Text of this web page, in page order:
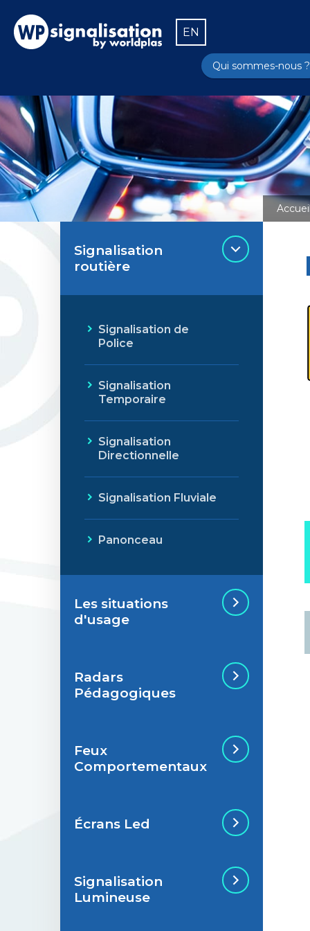
EN
Qui sommes-nous ?
Signalisation
routière
Signalisation de
Police
Signalisation
Temporaire
Signalisation
Directionnelle
Signalisation Fluviale
Panonceau
Les situations
d'usage
Situations de
signalisation
Situations de
signalisation
Radars
Pédagogiques
Radar Pédagogique
Feux
Comportementaux
Feu Comportemental
Écrans Led
Écran Géant Extérieur
Led
Signalisation
Lumineuse